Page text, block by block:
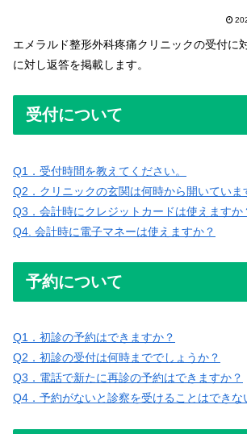
エメラルド整形外科疼痛クリニックの受付に
に対し返答を掲載します。
受付について
Q1．受付時間を教えてください。
Q2．クリニックの玄関は何時から開いていま
Q3．会計時にクレジットカードは使えますか
Q4. 会計時に電子マネーは使えますか？
予約について
Q1．初診の予約はできますか？
Q2．初診の受付は何時まででしょうか？
Q3．電話で新たに再診の予約はできますか？
Q4．予約がないと診察を受けることはできな